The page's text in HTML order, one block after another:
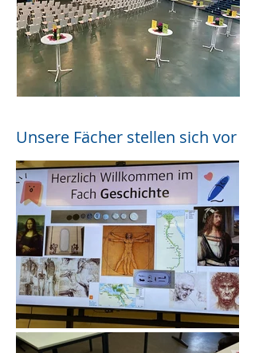
Unsere Fächer stellen sich vor